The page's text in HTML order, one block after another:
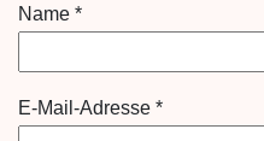
Name *
E-Mail-Adresse *